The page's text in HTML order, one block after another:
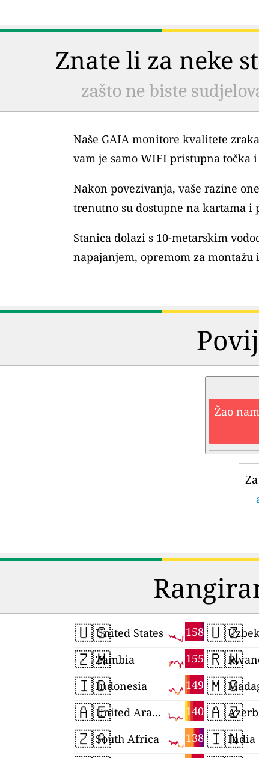
Znate li za neke
zašto ne biste
Naše GAIA monitore kvalitete
vam je samo WIFI pristupna točka
Nakon povezivanja, vaše razine
trenutno su dostupne na kartama i
Stanica dolazi s 10-metarskim
napajanjem, opremom za
Žao
🇺🇸 158
United States
🇿🇲 155
Zambia
🇮🇩 149
Indonesia
🇦🇪 140
United Arab Emirates
🇿🇦 138
South Africa
🇺🇿
🇷🇼
🇲🇬
🇦🇿
🇮🇳India